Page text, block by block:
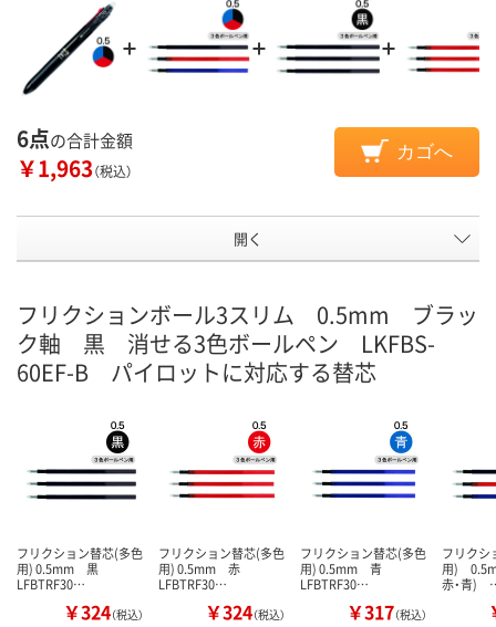
6点の合計金額
￥1,963（税込）
カゴへ
開く
フリクションボール3スリム 0.5mm ブラッ
ク軸 黒 消せる3色ボールペン LKFBS-
60EF-B パイロットに対応する替芯
フリクション替芯(多色
用) 0.5mm 黒
LFBTRF30…
￥324（税込）
フリクション替芯(多色
用) 0.5mm 赤
LFBTRF30…
￥324（税込）
フリクション替芯(多色
用) 0.5mm 青
LFBTRF30…
￥317（税込）
フリクシ
用)
赤・青)